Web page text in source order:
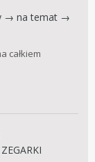
→ na temat →
całkiem
ZEGARKI